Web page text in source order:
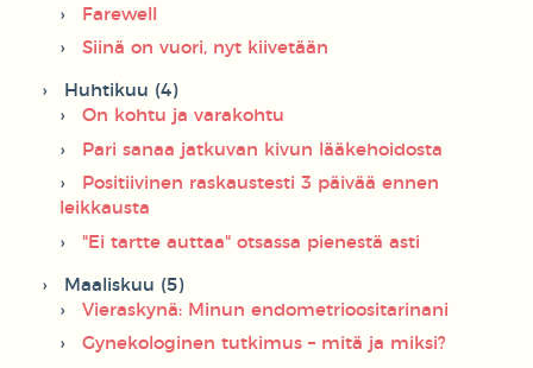
Farewell
Siinä on vuori, nyt kiivetään
Huhtikuu (4)
On kohtu ja varakohtu
Pari sanaa jatkuvan kivun lääkehoidosta
Positiivinen raskaustesti 3 päivää ennen
leikkausta
"Ei tartte auttaa" otsassa pienestä asti
Maaliskuu (5)
Vieraskynä: Minun endometrioositarinani
Gynekologinen tutkimus – mitä ja miksi?